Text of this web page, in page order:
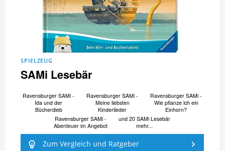
SPIELZEUG
SAMi Lesebär
Ravensburger SAMi -
Ida und der
Bücherdieb
Ravensburger SAMi -
Meine liebsten
Kinderlieder
Ravensburger SAMi -
Wie pflanze ich ein
Einhorn?
Ravensburger SAMi -
Abenteuer im Angebot
und 20 SAMi Lesebär
mehr...
Zum Vergleich und Ratgeber